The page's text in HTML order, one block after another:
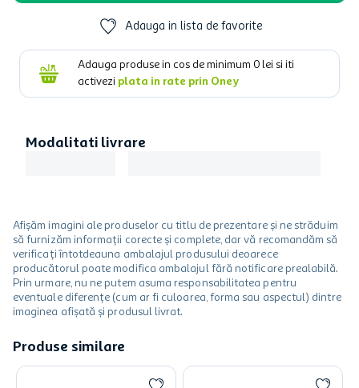
Adauga in lista de favorite
Adauga produse in cos de minimum 0 lei si iti
activezi plata in rate prin Oney
Modalitati livrare
Afișăm imagini ale produselor cu titlu de prezentare și ne străduim
să furnizăm informații corecte și complete, dar vă recomandăm să
verificați întotdeauna ambalajul produsului deoarece
producătorul poate modifica ambalajul fără notificare prealabilă.
Prin urmare, nu ne putem asuma responsabilitatea pentru
eventuale diferențe (cum ar fi culoarea, forma sau aspectul) dintre
imaginea afișată și produsul livrat.
Produse similare